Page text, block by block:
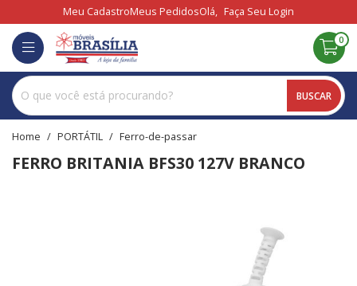
Meu CadastroMeus PedidosOlá, Faça Seu Login
BUSCAR
0
home PORTÁTIL ferro-de-passar
FERRO BRITANIA BFS30 127V BRANCO